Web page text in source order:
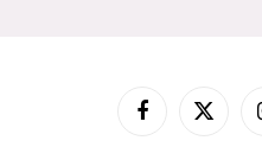
FacebookX